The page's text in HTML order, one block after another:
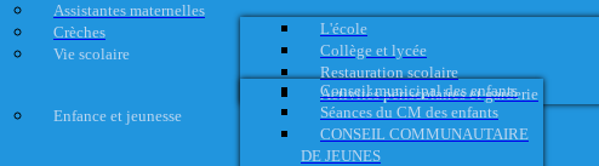
Assistantes maternelles
Crèches
Vie scolaire
L'école
Collège et lycée
Restauration scolaire
Activités périscolaires et garderie
Enfance et jeunesse
Conseil municipal des enfants
Séances du CM des enfants
CONSEIL COMMUNAUTAIRE
DE JEUNES